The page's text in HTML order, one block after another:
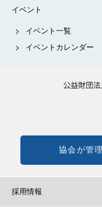
イベント
イベント一覧
イベントカレンダー
協会が管
採用情報